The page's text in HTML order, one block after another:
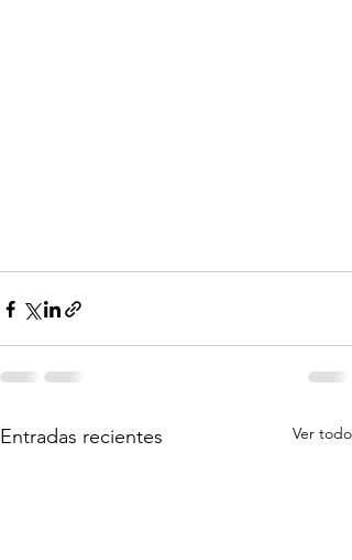
Entradas recientes Ver todo